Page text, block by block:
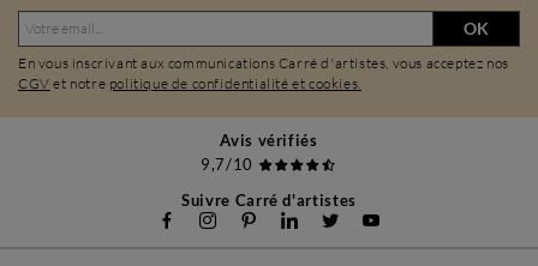
OK
En vous inscrivant aux communications Carré d'artistes, vous acceptez nos
CGV et notre politique de confidentialité et cookies.
Avis vérifiés
9,7/10
Suivre Carré d'artistes